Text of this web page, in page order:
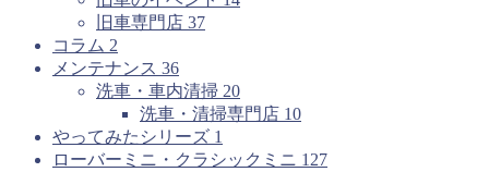
旧車専門店 37
コラム 2
メンテナンス 36
洗車・車内清掃 20
洗車・清掃専門店 10
やってみたシリーズ 1
ローバーミニ・クラシックミニ 127